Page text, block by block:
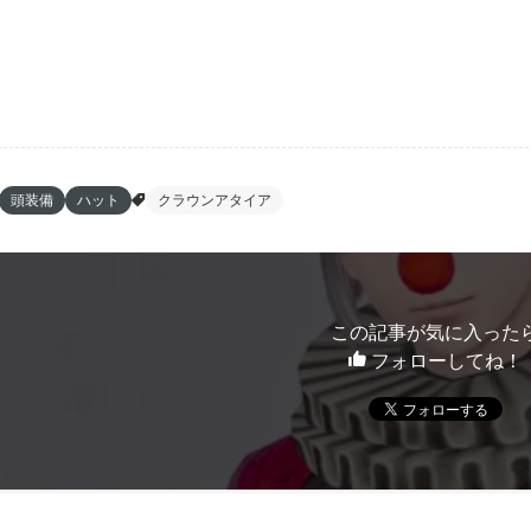
頭装備 ハット クラウンアタイア
この記事が気に入った
フォローしてね！